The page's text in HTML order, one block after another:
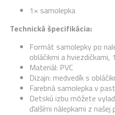
1× samolepka
Technická špecifikácia:
Formát samolepky po
obláčikmi a
Materiál: PVC
Dizajn: medvedík s
Farebná samolepka v
Detskú izbu môžete
ďalšími nálepkami z